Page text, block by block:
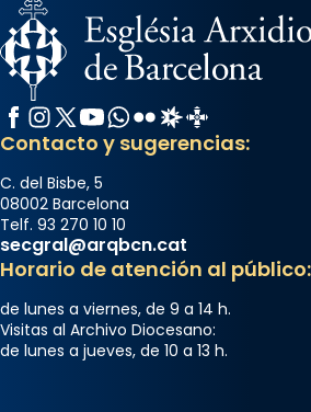
Facebook
Instagram
X / Twitter
YouTube
WhatsApp
FlickrRadio Estel
Catalunya
Contacto y sugerencias:
C. del Bisbe, 5
08002 Barcelona
Telf. 93 270 10 10
secgral@arqbcn.cat
Horario de atención al público:
de lunes a viernes, de 9 a 14 h.
Visitas al Archivo Diocesano:
de lunes a jueves, de 10 a 13 h.